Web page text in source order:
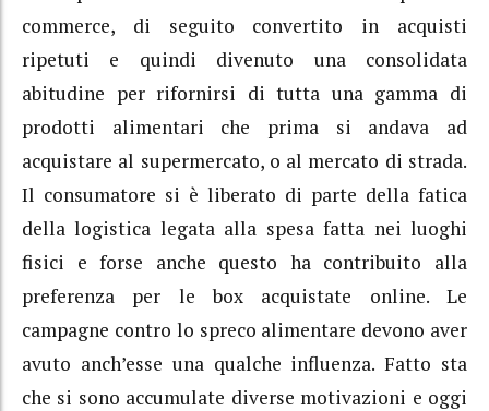
commerce, di seguito convertito in acquisti
ripetuti e quindi divenuto una consolidata
abitudine per rifornirsi di tutta una gamma di
prodotti alimentari che prima si andava ad
acquistare al supermercato, o al mercato di strada.
Il consumatore si è liberato di parte della fatica
della logistica legata alla spesa fatta nei luoghi
fisici e forse anche questo ha contribuito alla
preferenza per le box acquistate online. Le
campagne contro lo spreco alimentare devono aver
avuto anch’esse una qualche influenza. Fatto sta
che si sono accumulate diverse motivazioni e oggi